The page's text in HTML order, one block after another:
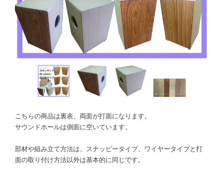
こちらの商品は裏表、両面が打面になります。
サウンドホールは側面に空いています。
部材や組み立て方法は、スナッピータイプ、ワイヤータイプと打
面の取り付け方法以外は基本的に同じです。